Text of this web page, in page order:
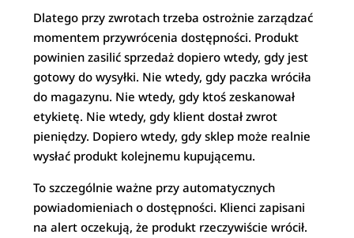
Dlatego przy zwrotach trzeba ostrożnie zarządzać
momentem przywrócenia dostępności. Produkt
powinien zasilić sprzedaż dopiero wtedy, gdy jest
gotowy do wysyłki. Nie wtedy, gdy paczka wróciła
do magazynu. Nie wtedy, gdy ktoś zeskanował
etykietę. Nie wtedy, gdy klient dostał zwrot
pieniędzy. Dopiero wtedy, gdy sklep może realnie
wysłać produkt kolejnemu kupującemu.
To szczególnie ważne przy automatycznych
powiadomieniach o dostępności. Klienci zapisani
na alert oczekują, że produkt rzeczywiście wrócił.